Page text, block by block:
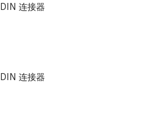
DIN 连接器
DIN 连接器